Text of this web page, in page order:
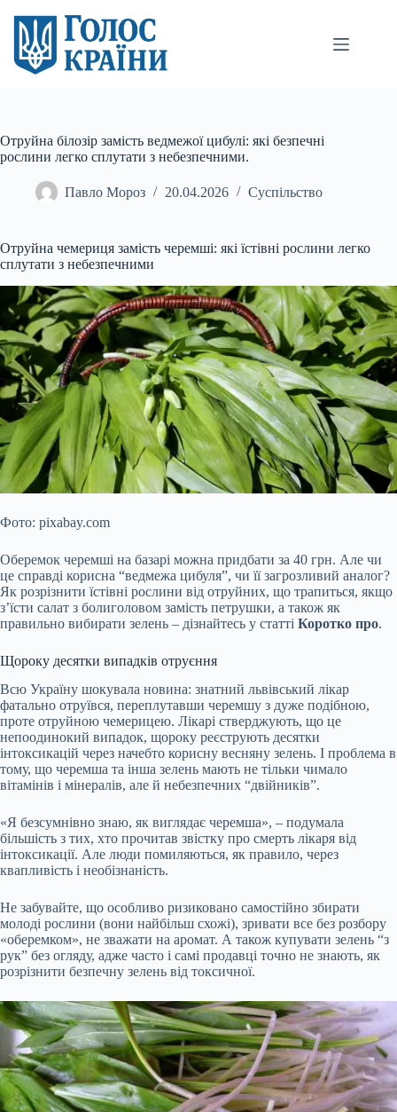
вмісту
Отруйна білозір замість ведмежої цибулі: які безпечні
рослини легко сплутати з небезпечними.
Павло Мороз 20.04.2026 Суспільство
Отруйна чемериця замість черемші: які їстівні рослини легко
сплутати з небезпечними
Фото: pixabay.com
Оберемок черемші на базарі можна придбати за 40 грн. Але чи
це справді корисна “ведмежа цибуля”, чи її загрозливий аналог?
Як розрізнити їстівні рослини від отруйних, що трапиться, якщо
з’їсти салат з болиголовом замість петрушки, а також як
правильно вибирати зелень – дізнайтесь у статті Коротко про.
Щороку десятки випадків отруєння
Всю Україну шокувала новина: знатний львівський лікар
фатально отруївся, переплутавши черемшу з дуже подібною,
проте отруйною чемерицею. Лікарі стверджують, що це
непоодинокий випадок, щороку реєструють десятки
інтоксикацій через начебто корисну весняну зелень. І проблема в
тому, що черемша та інша зелень мають не тільки чимало
вітамінів і мінералів, але й небезпечних “двійників”.
«Я безсумнівно знаю, як виглядає черемша», – подумала
більшість з тих, хто прочитав звістку про смерть лікаря від
інтоксикації. Але люди помиляються, як правило, через
квапливість і необізнаність.
Не забувайте, що особливо ризиковано самостійно збирати
молоді рослини (вони найбільш схожі), зривати все без розбору
«оберемком», не зважати на аромат. А також купувати зелень “з
рук” без огляду, адже часто і самі продавці точно не знають, як
розрізнити безпечну зелень від токсичної.